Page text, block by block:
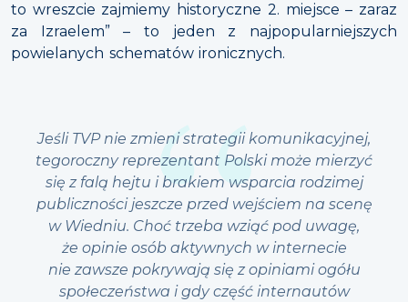
to wreszcie zajmiemy historyczne 2. miejsce – zaraz
za Izraelem” – to jeden z najpopularniejszych
powielanych schematów ironicznych.
Jeśli TVP nie zmieni strategii komunikacyjnej,
tegoroczny reprezentant Polski może mierzyć
się z falą hejtu i brakiem wsparcia rodzimej
publiczności jeszcze przed wejściem na scenę
w Wiedniu. Choć trzeba wziąć pod uwagę,
że opinie osób aktywnych w internecie
nie zawsze pokrywają się z opiniami ogółu
społeczeństwa i gdy część internautów